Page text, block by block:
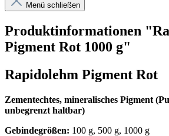
Menü schließen
Produktinformationen
Pigment Rot 1000 g"
Rapidolehm Pigment Rot
Zementechtes, mineralisches Pigment
unbegrenzt haltbar)
Gebindegrößen: 100 g, 500 g, 1000 g